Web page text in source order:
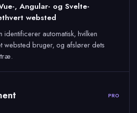
, Angular- og Svelte-
websted
identificerer automatisk, hvilken
websted bruger, og afslører dets
PRO